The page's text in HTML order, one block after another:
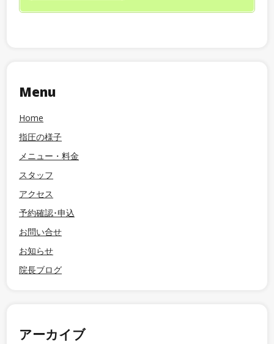
Menu
Home
指圧の様子
メニュー・料金
スタッフ
アクセス
予約確認･申込
お問い合せ
お知らせ
院長ブログ
アーカイブ